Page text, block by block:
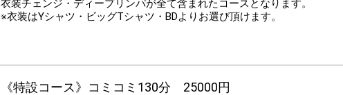
衣装チェンジ・ディープリンパが全て含まれたコースとなります。
※衣装はYシャツ・ビッグTシャツ・BDよりお選び頂けます。
《特設コース》コミコミ130分 25000円